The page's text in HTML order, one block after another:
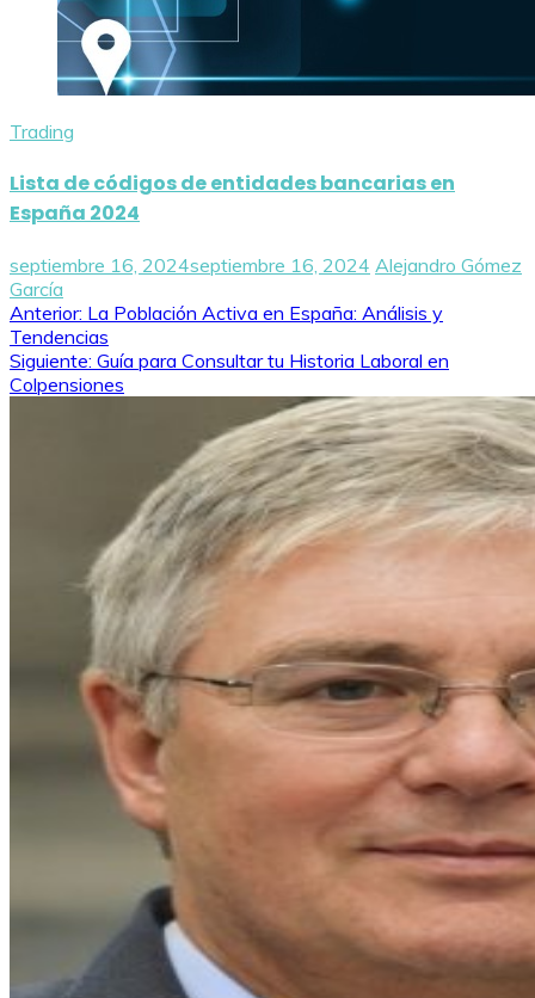
Trading
Lista de códigos de entidades bancarias en
España 2024
septiembre 16, 2024septiembre 16, 2024 Alejandro Gómez
García
Navegación
de
entradas
Anterior: La Población Activa en España: Análisis y
Tendencias
Siguiente: Guía para Consultar tu Historia Laboral en
Colpensiones